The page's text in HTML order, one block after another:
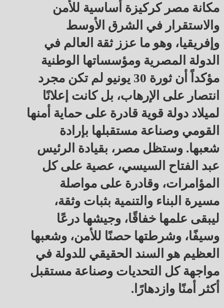
مكانة مصر كركيزة أساسية للأمن
والاستقرار في الشرق الأوسط
وإفريقيا، وهو ما عزز ثقة العالم في
الدولة المصرية ومؤسساتها الوطنية
مؤكداً أن ثورة 30 يونيو لم تكن مجرد
انتصار على الإرهاب، بل كانت إعلانًا
لميلاد دولة قوية قادرة على حماية أمنها
القومي وصناعة مستقبلها بإرادة
شعبها. وستظل مصر، بقيادة الرئيس
عبد الفتاح السيسي، عصية على كل
المؤامرات، وقادرة على مواصلة
مسيرة البناء والتنمية بثبات وثقة،
ليبقى علمها خفاقًا، وجيشها درعًا
وسيفًا، وشرطتها حصنًا للأمن، وشعبها
العظيم هو السند الحقيقي للدولة في
مواجهة كل التحديات وصناعة مستقبل
أكثر أمنًا وازدهارًا.